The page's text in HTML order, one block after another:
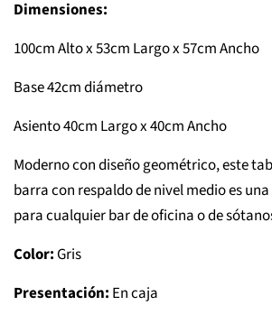
Dimensiones:
100cm Alto x 53cm Largo x 57cm Ancho
Base 42cm diámetro
Asiento 40cm Largo x 40cm Ancho
Moderno con diseño geométrico, este
barra con respaldo de nivel medio es
para cualquier bar de oficina o de
Color: Gris
Presentación: En caja